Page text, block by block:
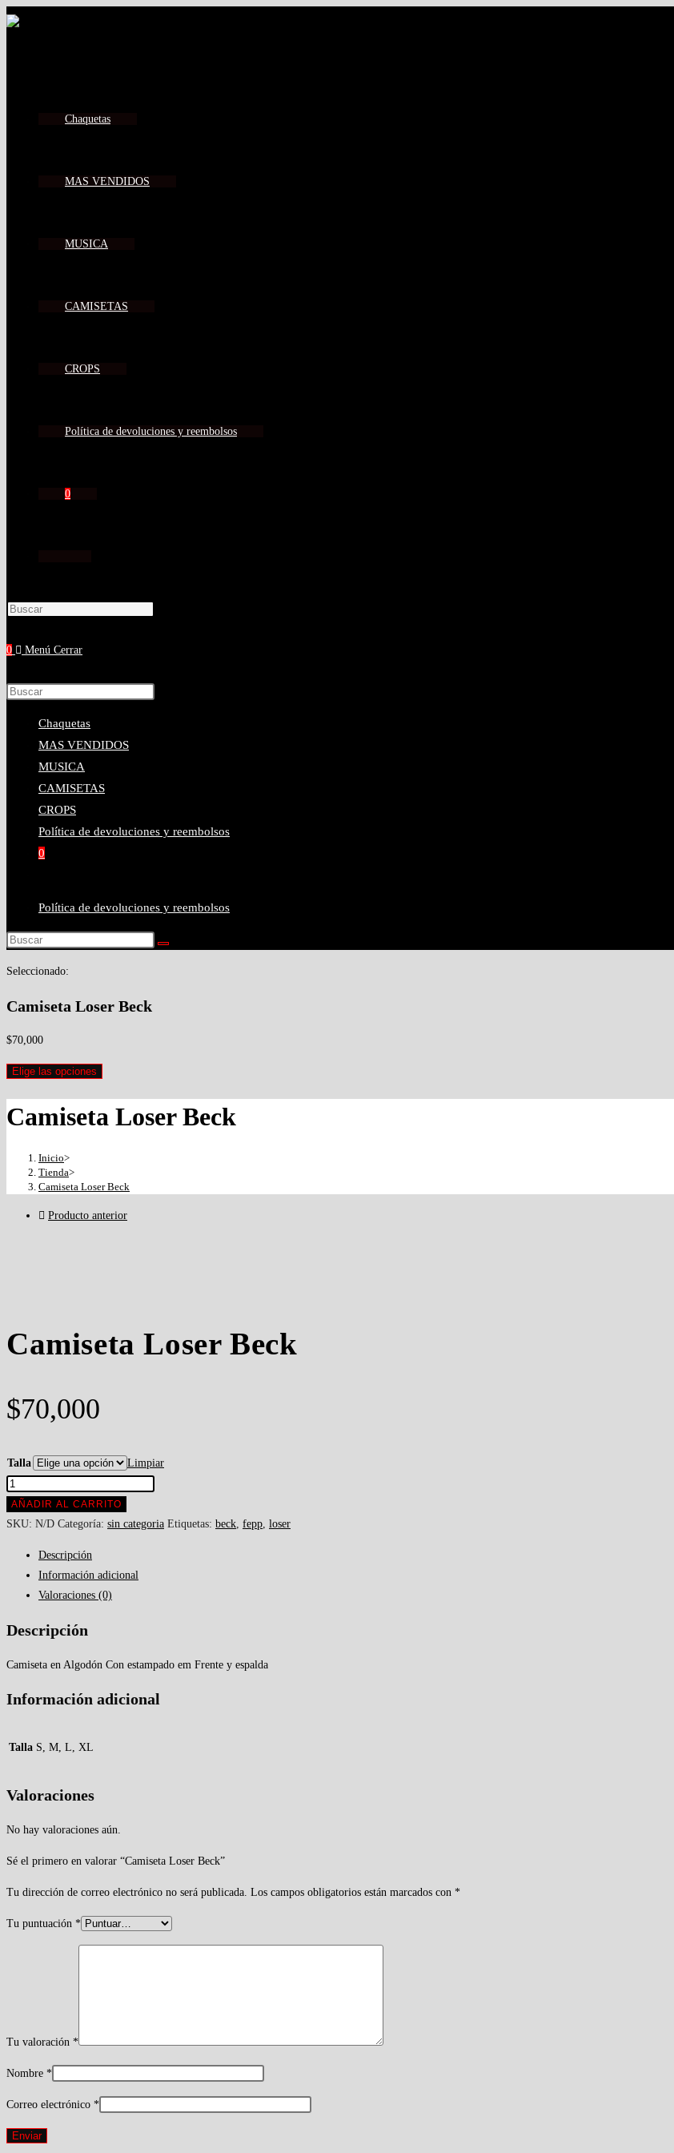
Chaquetas
MAS VENDIDOS
MUSICA
CAMISETAS
CROPS
Política de devoluciones y reembolsos
0
0 Menú Cerrar
Chaquetas
MAS VENDIDOS
MUSICA
CAMISETAS
CROPS
Política de devoluciones y reembolsos
0
Política de devoluciones y reembolsos
Seleccionado:
Camiseta Loser Beck
$70,000
Elige las opciones
Camiseta Loser Beck
Inicio>
Tienda>
Camiseta Loser Beck
Producto anterior
Camiseta Loser Beck
$70,000
Talla Limpiar
AÑADIR AL CARRITO
SKU: N/D Categoría: sin categoria Etiquetas: beck, fepp, loser
Descripción
Información adicional
Valoraciones (0)
Descripción
Camiseta en Algodón Con estampado em Frente y espalda
Información adicional
Talla S, M, L, XL
Valoraciones
No hay valoraciones aún.
Sé el primero en valorar “Camiseta Loser Beck”
Tu dirección de correo electrónico no será publicada. Los campos obligatorios están marcados con *
Tu puntuación *
Tu valoración *
Nombre *
Correo electrónico *